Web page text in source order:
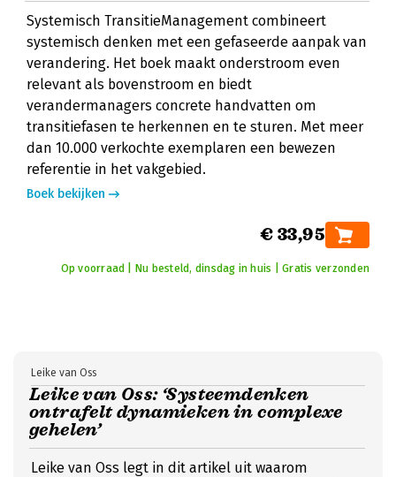
Systemisch TransitieManagement combineert
systemisch denken met een gefaseerde aanpak van
verandering. Het boek maakt onderstroom even
relevant als bovenstroom en biedt
verandermanagers concrete handvatten om
transitiefasen te herkennen en te sturen. Met meer
dan 10.000 verkochte exemplaren een bewezen
referentie in het vakgebied.
Boek bekijken
€ 33,95
Op voorraad | Nu besteld, dinsdag in huis | Gratis verzonden
Leike van Oss: ‘Systeemdenken
ontrafelt dynamieken in complexe
gehelen’
Leike van Oss
Leike van Oss legt in dit artikel uit waarom